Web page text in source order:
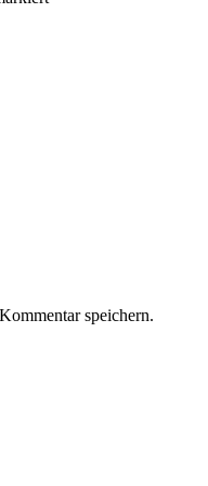
speichern.